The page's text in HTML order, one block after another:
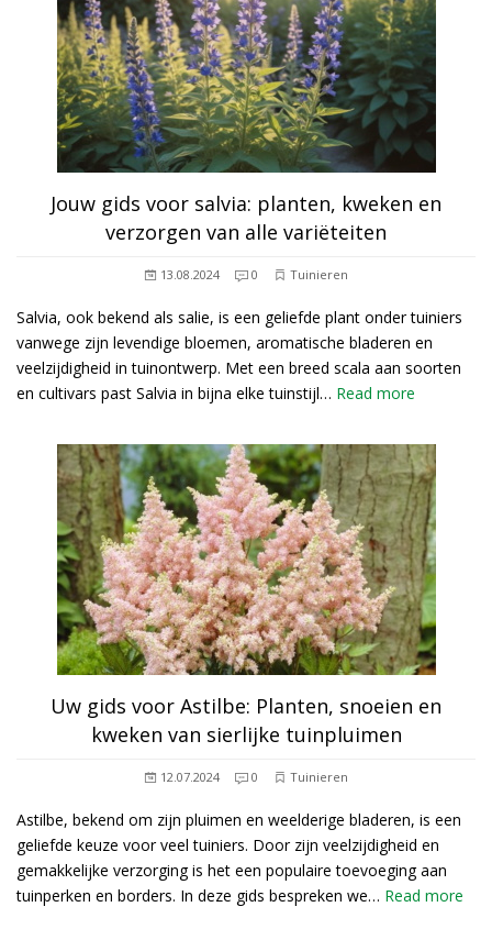
Jouw gids voor salvia: planten, kweken en
verzorgen van alle variëteiten
13.08.2024 0 Tuinieren
Salvia, ook bekend als salie, is een geliefde plant onder tuiniers
vanwege zijn levendige bloemen, aromatische bladeren en
veelzijdigheid in tuinontwerp. Met een breed scala aan soorten
en cultivars past Salvia in bijna elke tuinstijl… Read more
Uw gids voor Astilbe: Planten, snoeien en
kweken van sierlijke tuinpluimen
12.07.2024 0 Tuinieren
Astilbe, bekend om zijn pluimen en weelderige bladeren, is een
geliefde keuze voor veel tuiniers. Door zijn veelzijdigheid en
gemakkelijke verzorging is het een populaire toevoeging aan
tuinperken en borders. In deze gids bespreken we… Read more